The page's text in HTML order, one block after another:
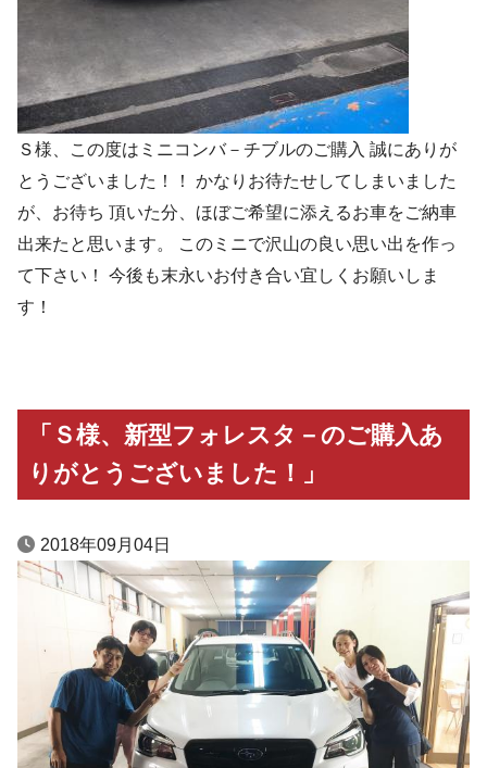
Ｓ様、この度はミニコンバ－チブルのご購入 誠にありが
とうございました！！ かなりお待たせしてしまいました
が、お待ち 頂いた分、ほぼご希望に添えるお車をご納車
出来たと思います。 このミニで沢山の良い思い出を作っ
て下さい！ 今後も末永いお付き合い宜しくお願いしま
す！
「Ｓ様、新型フォレスタ－のご購入あ
りがとうございました！」
2018年09月04日